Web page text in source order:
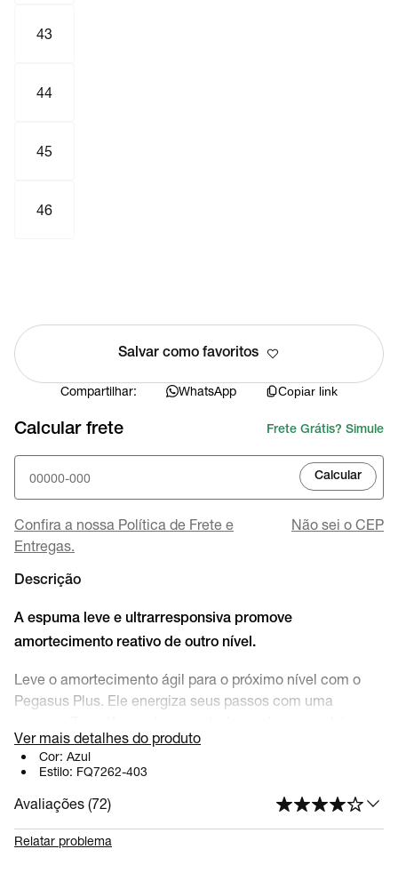
43
44
45
46
Salvar como favoritos
Compartilhar: WhatsApp Copiar link
Calcular frete Frete Grátis? Simule
Calcular
Confira a nossa Política de Frete e
Entregas.
Não sei o CEP
Descrição
A espuma leve e ultrarresponsiva promove
amortecimento reativo de outro nível.
Leve o amortecimento ágil para o próximo nível com o
Pegasus Plus. Ele energiza seus passos com uma
amortecimento mais reativo para corridas do dia a dia. E
a parte de cima elástica em Flyknit se adapta aos pés
Ver mais detalhes do produto
Cor: Azul
Estilo: FQ7262-403
Avaliações (72)
Relatar problema